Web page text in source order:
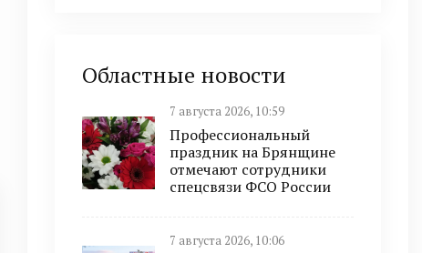
Областные новости
7 августа 2026, 10:59
Профессиональный
праздник на Брянщине
отмечают сотрудники
спецсвязи ФСО России
7 августа 2026, 10:06